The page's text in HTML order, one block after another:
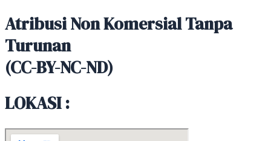
Atribusi Non Komersial Tanpa
Turunan
(CC-BY-NC-ND)
LOKASI :